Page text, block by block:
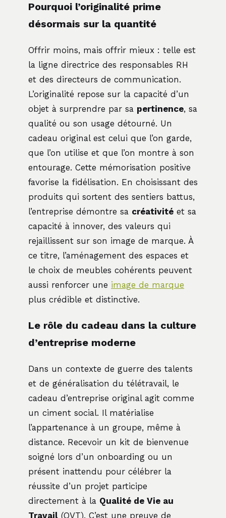
Pourquoi l’originalité prime
désormais sur la quantité
Offrir moins, mais offrir mieux : telle est
la ligne directrice des responsables RH
et des directeurs de communication.
L’originalité repose sur la capacité d’un
objet à surprendre par sa pertinence, sa
qualité ou son usage détourné. Un
cadeau original est celui que l’on garde,
que l’on utilise et que l’on montre à son
entourage. Cette mémorisation positive
favorise la fidélisation. En choisissant des
produits qui sortent des sentiers battus,
l’entreprise démontre sa créativité et sa
capacité à innover, des valeurs qui
rejaillissent sur son image de marque. À
ce titre, l’aménagement des espaces et
le choix de meubles cohérents peuvent
aussi renforcer une image de marque
plus crédible et distinctive.
Le rôle du cadeau dans la culture
d’entreprise moderne
Dans un contexte de guerre des talents
et de généralisation du télétravail, le
cadeau d’entreprise original agit comme
un ciment social. Il matérialise
l’appartenance à un groupe, même à
distance. Recevoir un kit de bienvenue
soigné lors d’un onboarding ou un
présent inattendu pour célébrer la
réussite d’un projet participe
directement à la Qualité de Vie au
Travail (QVT). C’est une preuve de